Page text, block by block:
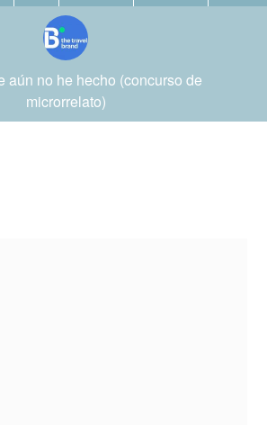
aún no he hecho (concurso de
microrrelato)